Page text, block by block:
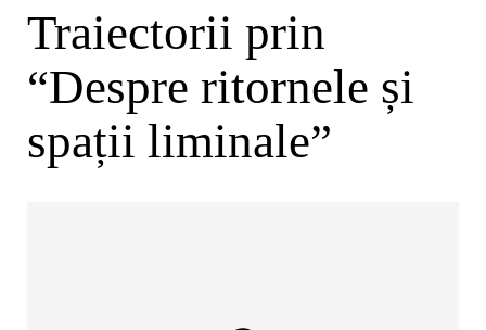
Traiectorii prin
“Despre ritornele și
spații liminale”